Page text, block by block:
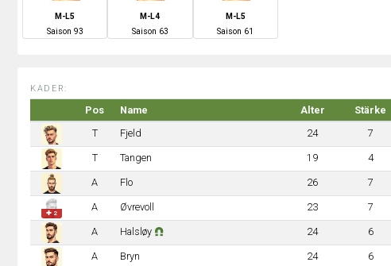
M-L5
Saison 93
M-L4
Saison 63
M-L5
Saison 61
KADER:
Pos Name Alter Stärke
T
Fjeld 24 7
T Tangen 19 4
A Flo 26 7
✚ 2
A Øvrevoll 23 7
A Halsløy 24 6
A Bryn 24 6